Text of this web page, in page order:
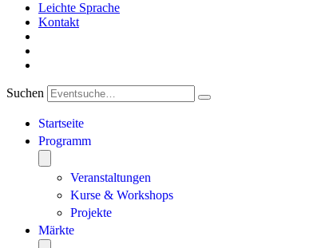
Leichte Sprache
Kontakt
Suchen
Startseite
Programm
Veranstaltungen
Kurse & Workshops
Projekte
Märkte